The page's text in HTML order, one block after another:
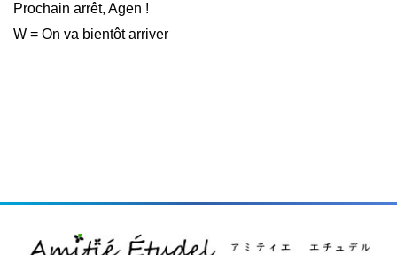
Prochain arrêt, Agen !
W = On va bientôt arriver